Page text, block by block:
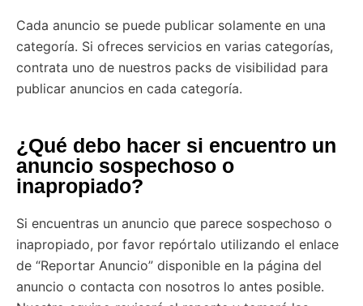
Cada anuncio se puede publicar solamente en una
categoría. Si ofreces servicios en varias categorías,
contrata uno de nuestros packs de visibilidad para
publicar anuncios en cada categoría.
¿Qué debo hacer si encuentro un
anuncio sospechoso o
inapropiado?
Si encuentras un anuncio que parece sospechoso o
inapropiado, por favor repórtalo utilizando el enlace
de “Reportar Anuncio” disponible en la página del
anuncio o contacta con nosotros lo antes posible.